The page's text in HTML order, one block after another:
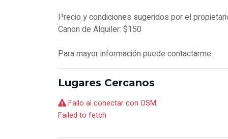
Precio y condiciones sugeridos por el
Canon de Alquiler: $150
Para mayor información puede contactarme.
Lugares Cercanos
Fallo al conectar con OSM:
Failed to fetch